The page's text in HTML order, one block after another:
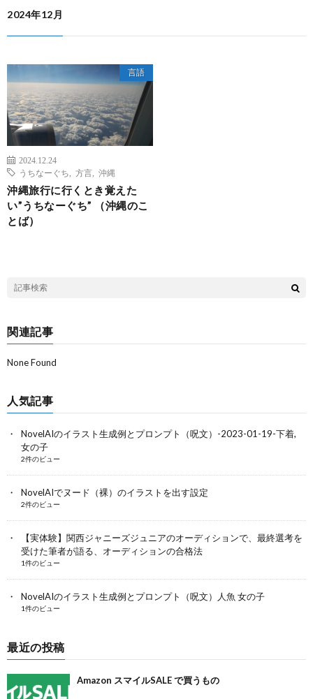
2024年12月
言語
2024.12.24
うちなーぐち
方言 沖縄
沖縄旅行に行くとき覚えた
い”うちなーぐち” （沖縄のこ
とば）
関連記事
None Found
人気記事
NovelAIのイラスト生成例とプロンプト（呪文）-2023-01-19-下着,
女の子
2件のビュー
NovelAIでヌード（裸）のイラストを出す設定
2件のビュー
【実体験】関西ジャニーズジュニアのオーディションで、最終選考を
受けた筆者が語る、オーディションの合格法
1件のビュー
NovelAIのイラスト生成例とプロンプト（呪文）人魚 女の子
1件のビュー
最近の投稿
Amazon スマイルSALE で買うもの